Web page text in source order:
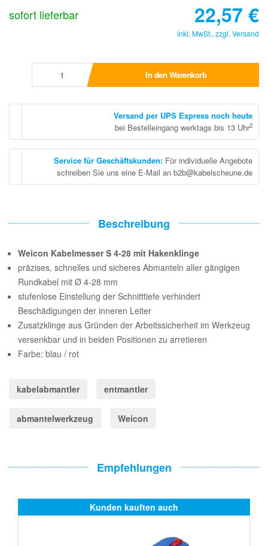
sofort lieferbar 22,57 €
inkl. MwSt., zzgl. Versand
In den Warenkorb
Versand per UPS Express noch heute
bei Bestelleingang werktags bis 13 Uhr2
Service für Geschäftskunden: Für individuelle Angebote
schreiben Sie uns eine E-Mail an b2b@kabelscheune.de
Beschreibung
Weicon Kabelmesser S 4-28 mit Hakenklinge
präzises, schnelles und sicheres Abmanteln aller gängigen
Rundkabel mit Ø 4-28 mm
stufenlose Einstellung der Schnitttiefe verhindert
Beschädigungen der inneren Leiter
Zusatzklinge aus Gründen der Arbeitssicherheit im Werkzeug
versenkbar und in beiden Positionen zu arretieren
Farbe: blau / rot
kabelabmantler entmantler
abmantelwerkzeug Weicon
Empfehlungen
Kunden kauften auch